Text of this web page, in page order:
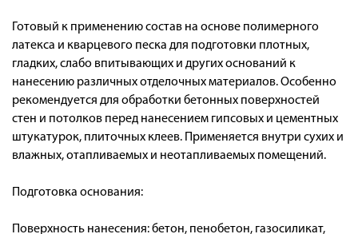
Готовый к применению состав на основе полимерного
латекса и кварцевого песка для подготовки плотных,
гладких, слабо впитывающих и других оснований к
нанесению различных отделочных материалов. Особенно
рекомендуется для обработки бетонных поверхностей
стен и потолков перед нанесением гипсовых и цементных
штукатурок, плиточных клеев. Применяется внутри сухих и
влажных, отапливаемых и неотапливаемых помещений.
Подготовка основания:
Поверхность нанесения: бетон, пенобетон, газосиликат,